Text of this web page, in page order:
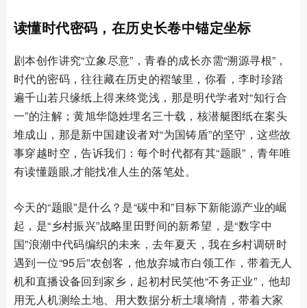
读懂时代密码，在历史长卷中锚定坐标
剧本创作讲究“立象尽意”，青春的成长亦需“溯源寻根”，
时代的密码，往往藏在历史的褶皱里，你看，李时珍踏
遍千山若只缘纸上得来终觉浅，那是明代学者对“知行合
一”的注解；黄旭华隐姓埋名三十载，核潜艇图纸在案头
堆成山，那是新中国建设者对“为国铸盾”的坚守，这些故
事穿越时空，告诉我们：每个时代都有其“题眼”，青年唯
有读懂题眼,才能找准人生的落笔处。
今天的“题眼”是什么？是“碳中和”目标下新能源产业的崛
起，是“乡村振兴”战略里田野间的新希望，是“数字中
国”浪潮中代码编织的未来，去年夏天，我在乡村调研时
遇到一位“95后”农创客，他放弃城市白领工作，带着无人
机和直播设备回到家乡，起初村民笑他“不务正业”，他却
用无人机测绘土地、用大数据分析土壤墒情，带着大家